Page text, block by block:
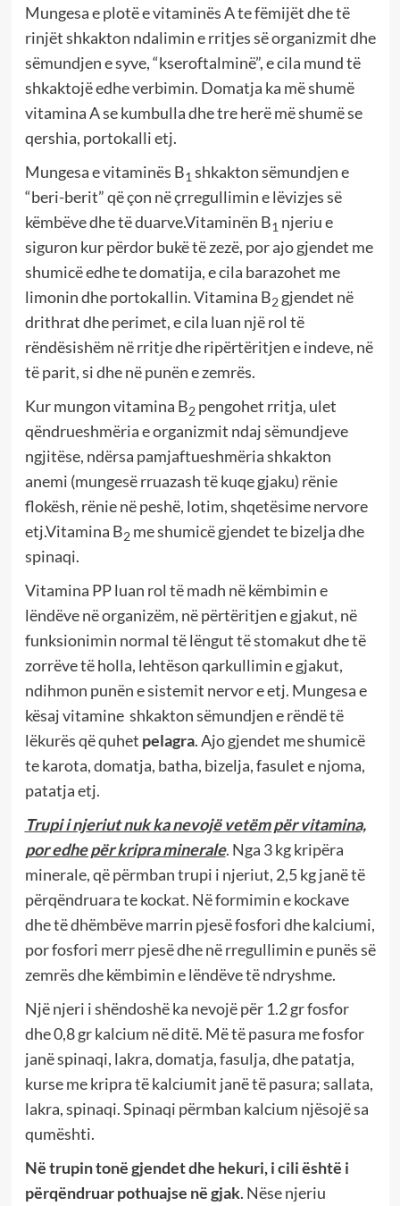
Mungesa e plotë e vitaminës A te fëmijët dhe të
rinjët shkakton ndalimin e rritjes së organizmit dhe
sëmundjen e syve, “kseroftalminë”, e cila mund të
shkaktojë edhe verbimin. Domatja ka më shumë
vitamina A se kumbulla dhe tre herë më shumë se
qershia, portokalli etj.
Mungesa e vitaminës B1 shkakton sëmundjen e
“beri-berit” që çon në çrregullimin e lëvizjes së
këmbëve dhe të duarve.Vitaminën B1 njeriu e
siguron kur përdor bukë të zezë, por ajo gjendet me
shumicë edhe te domatija, e cila barazohet me
limonin dhe portokallin. Vitamina B2gjendet në
drithrat dhe perimet, e cila luan një rol të
rëndësishëm në rritje dhe ripërtëritjen e indeve, në
të parit, si dhe në punën e zemrës.
Kur mungon vitamina B2pengohet rritja, ulet
qëndrueshmëria e organizmit ndaj sëmundjeve
ngjitëse, ndërsa pamjaftueshmëria shkakton
anemi (mungesë rruazash të kuqe gjaku) rënie
flokësh, rënie në peshë, lotim, shqetësime nervore
etj.Vitamina B2me shumicë gjendet te bizelja dhe
spinaqi.
Vitamina PP luan rol të madh në këmbimin e
lëndëve në organizëm, në përtëritjen e gjakut, në
funksionimin normal të lëngut të stomakut dhe të
zorrëve të holla, lehtëson qarkullimin e gjakut,
ndihmon punën e sistemit nervor e etj. Mungesa e
kësaj vitamine shkakton sëmundjen e rëndë të
lëkurës që quhet pelagra. Ajo gjendet me shumicë
te karota, domatja, batha, bizelja, fasulet e njoma,
patatja etj.
Trupi i njeriut nuk ka nevojë vetëm për vitamina,
por edhe për kripra minerale. Nga 3 kg kripëra
minerale, që përmban trupi i njeriut, 2,5 kg janë të
përqëndruara te kockat. Në formimin e kockave
dhe të dhëmbëve marrin pjesë fosfori dhe kalciumi,
por fosfori merr pjesë dhe në rregullimin e punës së
zemrës dhe këmbimin e lëndëve të ndryshme.
Një njeri i shëndoshë ka nevojë për 1.2 gr fosfor
dhe 0,8 gr kalcium në ditë. Më të pasura me fosfor
janë spinaqi, lakra, domatja, fasulja, dhe patatja,
kurse me kripra të kalciumit janë të pasura; sallata,
lakra, spinaqi. Spinaqi përmban kalcium njësojë sa
qumështi.
Në trupin tonë gjendet dhe hekuri, i cili është i
përqëndruar pothuajse në gjak. Nëse njeriu